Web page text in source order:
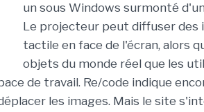
un sous Windows surmonté
Le projecteur peut diffuser des
tactile en face de l'écran, alors
objets du monde réel que les
de travail. Re/code indique
les images. Mais le site